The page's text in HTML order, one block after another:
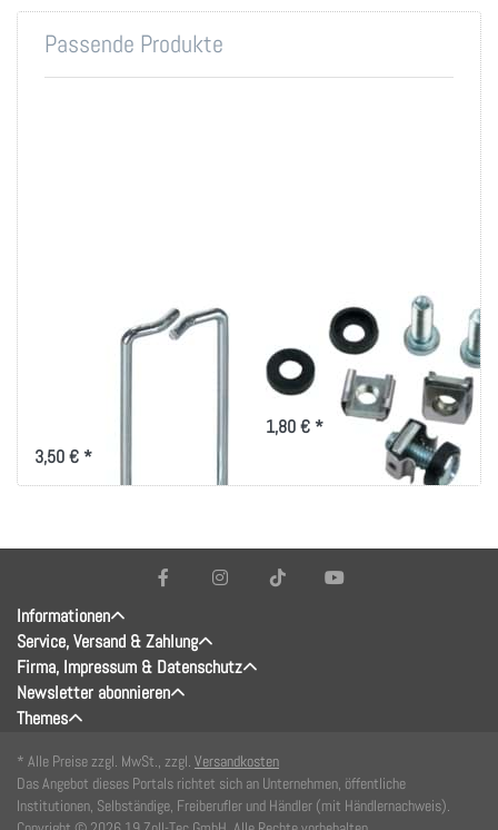
Passende Produkte
Rangierbügel
40x80mm, vertikale
3,50 € *
Montageset M6 für
19 Zoll-Technik
Montageset für 19 Zoll
Befestigung
1,80 € *
Informationen
Service, Versand & Zahlung
Firma, Impressum & Datenschutz
Newsletter abonnieren
Themes
* Alle Preise zzgl. MwSt., zzgl. Versandkosten
Das Angebot dieses Portals richtet sich an Unternehmen, öffentliche
Institutionen, Selbständige, Freiberufler und Händler (mit Händlernachweis).